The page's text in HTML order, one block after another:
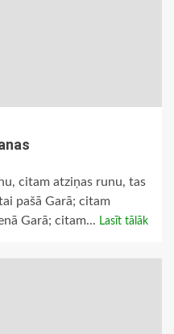
citam atziņas runu, tas
pašā Garā; citam
Garā; citam... Lasīt tālāk